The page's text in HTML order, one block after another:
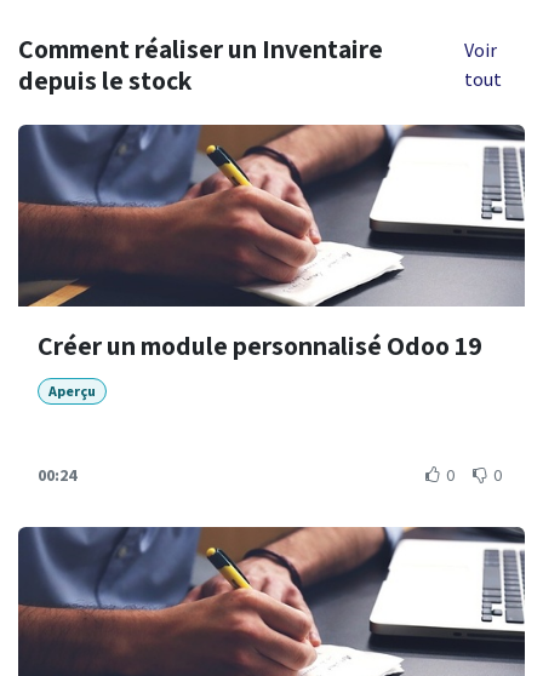
Comment réaliser un Inventaire
depuis le stock
Voir
tout
Créer un module personnalisé Odoo 19
Aperçu
00:24 0 0